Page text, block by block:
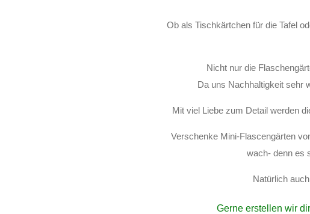
Ob als Tischkärtchen für die Tafel
Nicht nur die
Da uns Nachhaltigkeit sehr
Mit viel Liebe zum Detail werden
Verschenke Mini-Flascengärten
wach- denn es
Natürlich
Gerne erstellen wir